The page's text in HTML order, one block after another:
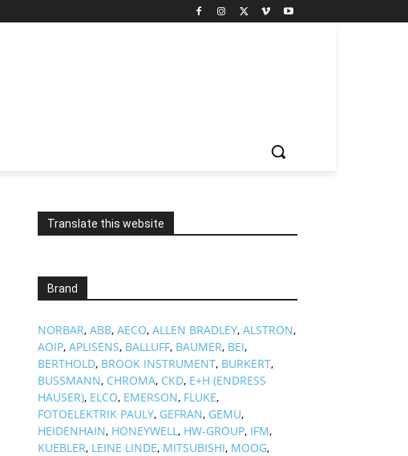
Translate this website
Brand
NORBAR, ABB, AECO, ALLEN BRADLEY, ALSTRON,
AOIP, APLISENS, BALLUFF, BAUMER, BEI,
BERTHOLD, BROOK INSTRUMENT, BURKERT,
BUSSMANN, CHROMA, CKD, E+H (ENDRESS
HAUSER), ELCO, EMERSON, FLUKE,
FOTOELEKTRIK PAULY, GEFRAN, GEMU,
HEIDENHAIN, HONEYWELL, HW-GROUP, IFM,
KUEBLER, LEINE LINDE, MITSUBISHI, MOOG,